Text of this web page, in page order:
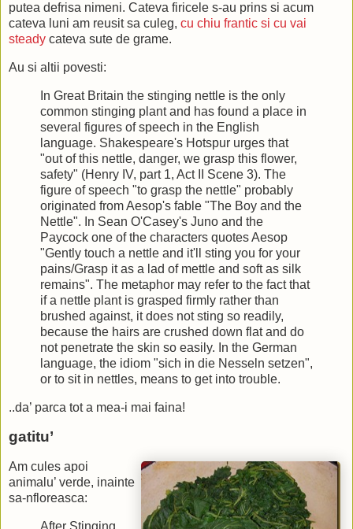
putea defrisa nimeni. Cateva firicele s-au prins si acum
cateva luni am reusit sa culeg, cu chiu frantic si cu vai
steady cateva sute de grame.
Au si altii povesti:
In Great Britain the stinging nettle is the only
common stinging plant and has found a place in
several figures of speech in the English
language. Shakespeare's Hotspur urges that
"out of this nettle, danger, we grasp this flower,
safety" (Henry IV, part 1, Act II Scene 3). The
figure of speech "to grasp the nettle" probably
originated from Aesop's fable "The Boy and the
Nettle". In Sean O'Casey's Juno and the
Paycock one of the characters quotes Aesop
"Gently touch a nettle and it'll sting you for your
pains/Grasp it as a lad of mettle and soft as silk
remains". The metaphor may refer to the fact that
if a nettle plant is grasped firmly rather than
brushed against, it does not sting so readily,
because the hairs are crushed down flat and do
not penetrate the skin so easily. In the German
language, the idiom "sich in die Nesseln setzen",
or to sit in nettles, means to get into trouble.
..da’ parca tot a mea-i mai faina!
gatitu’
Am cules apoi
animalu’ verde, inainte
sa-nfloreasca:
After Stinging